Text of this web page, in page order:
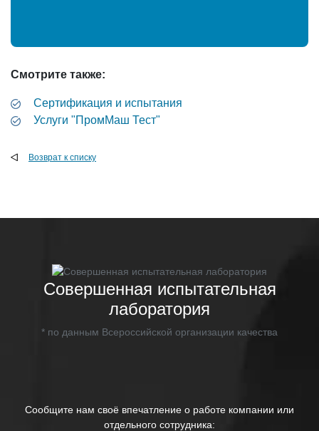
Смотрите также:
Сертификация и испытания
Услуги "ПромМаш Тест"
Возврат к списку
Совершенная испытательная
лаборатория
* по данным Всероссийской организации качества
Сообщите нам своё впечатление о работе компании или
отдельного сотрудника: